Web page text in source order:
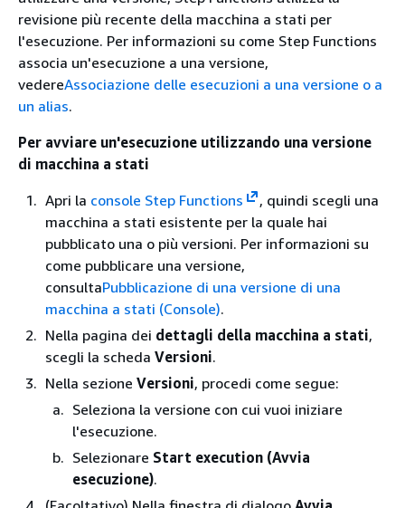
revisione più recente della macchina a stati per
l'esecuzione. Per informazioni su come Step Functions
associa un'esecuzione a una versione,
vedereAssociazione delle esecuzioni a una versione o a
un alias.
Per avviare un'esecuzione utilizzando una versione
di macchina a stati
Apri la console Step Functions
, quindi scegli una
macchina a stati esistente per la quale hai
pubblicato una o più versioni. Per informazioni su
come pubblicare una versione,
consultaPubblicazione di una versione di una
macchina a stati (Console).
Nella pagina dei dettagli della macchina a stati,
scegli la scheda Versioni.
Nella sezione Versioni, procedi come segue:
Seleziona la versione con cui vuoi iniziare
l'esecuzione.
Selezionare Start execution (Avvia
esecuzione).